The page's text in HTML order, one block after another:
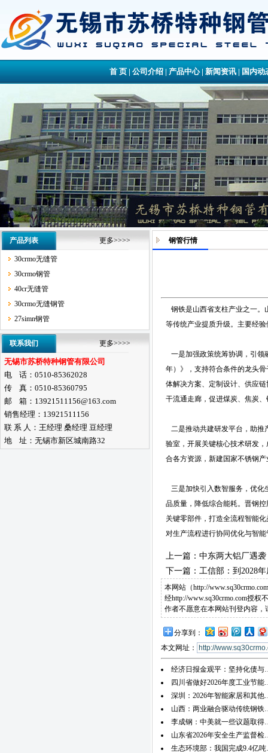
首 页| 公司介绍| 产品中心| 新闻资讯| 国内动
产品列表 更多>>>>
30crmo无缝管
30crmo钢管
40cr无缝管
30crmo无缝钢管
27simn钢管
联系我们 更多>>>>
无锡市苏桥特种钢管有限公司
电 话：0510-85362028
传 真：0510-85360795
邮 箱：13921511156@163.com
销售经理：13921511156
联 系 人：王经理 桑经理 豆经理
地 址：无锡市新区城南路32
钢管行情
钢铁是山西省支柱产业之一。
等传统产业提质升级。主要经
一是加强政策统筹协调，引领
年）》，支持符合条件的龙头
体解决方案、定制设计、供应
干流通走廊，促进煤炭、焦炭
二是推动共建研发平台，助推
验室，开展关键核心技术研发
合各方资源，新建国家不锈钢
三是加快引入数智服务，优化
品质量，降低综合能耗。晋钢
关键零部件，打造全流程智能
对生产流程进行协同优化与智
上一篇： 中东两大铝厂遇
下一篇： 工信部：到2028
本网站（http://
经http://www.sq30crmo.com授
作者不愿意在本网站刊登内容
分享到：
本文网址：
经济日报金观平：坚持化债
四川省做好2026年度工业节
深圳：2026年智能家居和其
山西：两业融合驱动传统钢
李成钢：中美就一些议题取
山东省2026年安全生产监督
生态环境部：我国完成9.4亿